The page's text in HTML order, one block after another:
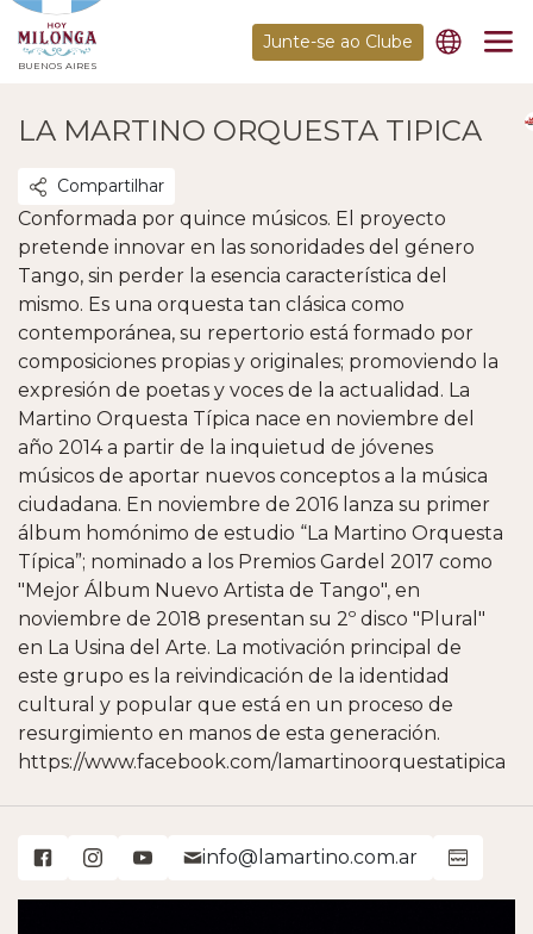
BUENOS AIRES
Junte-se ao Clube
LA MARTINO ORQUESTA TIPICA
Compartilhar
Conformada por quince músicos. El proyecto
pretende innovar en las sonoridades del género
Tango, sin perder la esencia característica del
mismo. Es una orquesta tan clásica como
contemporánea, su repertorio está formado por
composiciones propias y originales; promoviendo la
expresión de poetas y voces de la actualidad. La
Martino Orquesta Típica nace en noviembre del
año 2014 a partir de la inquietud de jóvenes
músicos de aportar nuevos conceptos a la música
ciudadana. En noviembre de 2016 lanza su primer
álbum homónimo de estudio “La Martino Orquesta
Típica”; nominado a los Premios Gardel 2017 como
"Mejor Álbum Nuevo Artista de Tango", en
noviembre de 2018 presentan su 2º disco "Plural"
en La Usina del Arte. La motivación principal de
este grupo es la reivindicación de la identidad
cultural y popular que está en un proceso de
resurgimiento en manos de esta generación.
https://www.facebook.com/lamartinoorquestatipica
info@lamartino.com.ar